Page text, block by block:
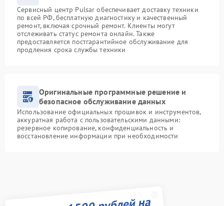
Сервисный центр Pulsar обеспечивает доставку техники
по всей РФ, бесплатную диагностику и качественный
ремонт, включая срочный ремонт. Клиенты могут
отслеживать статус ремонта онлайн. Также
предоставляется постгарантийное обслуживание для
продления срока службы техники
Оригинальные программные решение и
безопасное обслуживание данных
Использование официальных прошивок и инструментов,
аккуратная работа с пользовательскими данными:
резервное копирование, конфиденциальность и
восстановление информации при необходимости